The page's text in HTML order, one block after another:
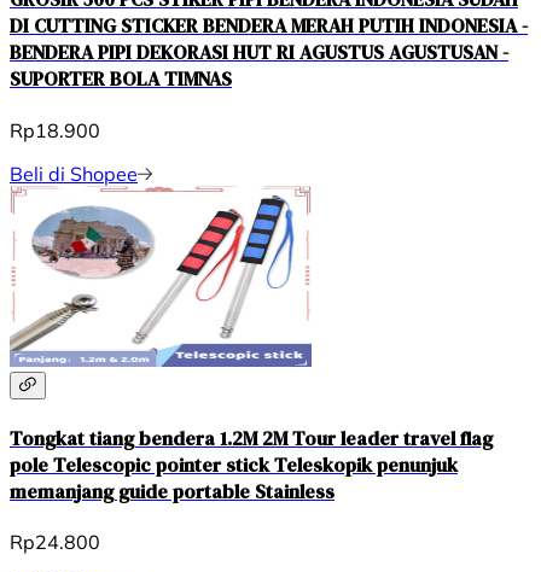
DI CUTTING STICKER BENDERA MERAH PUTIH INDONESIA -
BENDERA PIPI DEKORASI HUT RI AGUSTUS AGUSTUSAN -
SUPORTER BOLA TIMNAS
Rp18.900
Beli di Shopee
Tongkat tiang bendera 1.2M 2M Tour leader travel flag
pole Telescopic pointer stick Teleskopik penunjuk
memanjang guide portable Stainless
Rp24.800